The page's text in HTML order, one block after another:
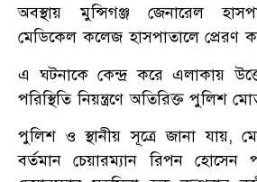
অবস্থায় মুন্সিগঞ্জ জেনারেল
মেডিকেল কলেজ হাসপাতালে প্রেরণ
এ ঘটনাকে কেন্দ্র করে এলাকায়
পরিস্থিতি নিয়ন্ত্রণে অতিরিক্ত পুলিশ
পুলিশ ও স্থানীয় সূত্রে জানা যায়,
বর্তমান চেয়ারম্যান রিপন হোসেন